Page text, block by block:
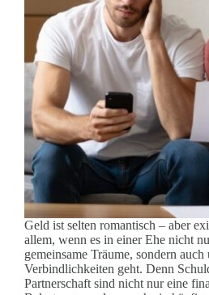
Geld ist selten romantisch – aber
allem, wenn es in einer Ehe nicht
gemeinsame Träume, sondern auch
Verbindlichkeiten geht. Denn
Partnerschaft sind nicht nur eine